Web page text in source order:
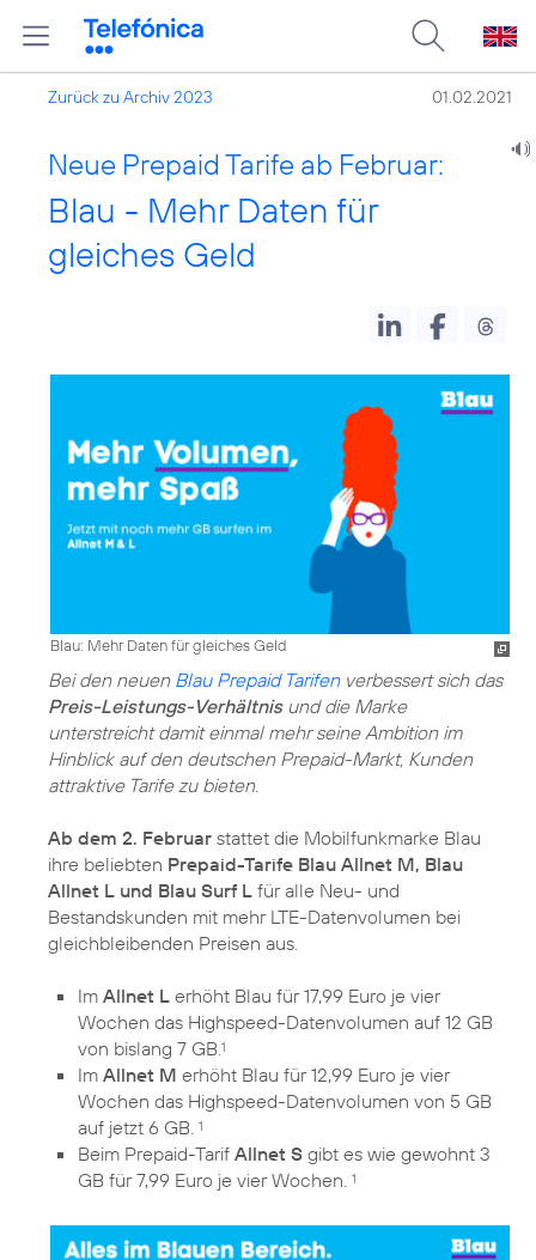
Zurück zu Archiv 2023 01.02.2021
Neue Prepaid Tarife ab Februar:
Blau - Mehr Daten für
gleiches Geld
Blau: Mehr Daten für gleiches Geld
Bei den neuen Blau Prepaid Tarifenverbessert sich das
Preis-Leistungs-Verhältnisund die Marke
unterstreicht damit einmal mehr seine Ambition im
Hinblick auf den deutschen Prepaid-Markt, Kunden
attraktive Tarife zu bieten.
Ab dem 2. Februar stattet die Mobilfunkmarke Blau
ihre beliebten Prepaid-Tarife Blau Allnet M, Blau
Allnet L und Blau Surf L für alle Neu- und
Bestandskunden mit mehr LTE-Datenvolumen bei
gleichbleibenden Preisen aus.
Im Allnet L erhöht Blau für 17,99 Euro je vier
Wochen das Highspeed-Datenvolumen auf 12 GB
von bislang 7 GB. 1
Im Allnet M erhöht Blau für 12,99 Euro je vier
Wochen das Highspeed-Datenvolumen von 5 GB
auf jetzt 6 GB. 1
Beim Prepaid-Tarif Allnet S gibt es wie gewohnt 3
GB für 7,99 Euro je vier Wochen. 1